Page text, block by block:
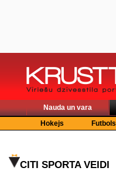
Nauda un vara
Hokejs
Futbols
CITI SPORTA VEIDI